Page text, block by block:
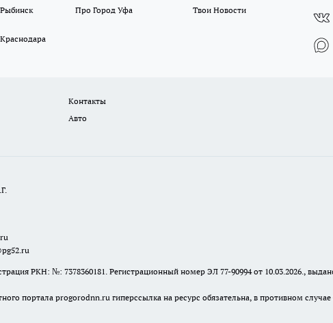
Про Город Уфа Твои Новости
Контакты
Авто
РКН: №: 7378360181. Регистрационный номер ЭЛ 77-90994 от 10.03.2026.,
портала progorodnn.ru гиперссылка на ресурс обязательна, в противном